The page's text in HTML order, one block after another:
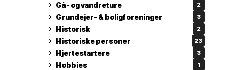
Gå- og vandreture 2
Grundejer- & boligforeninger 3
Historisk 2
Historiske personer 23
Hjertestartere 3
Hobbies 1